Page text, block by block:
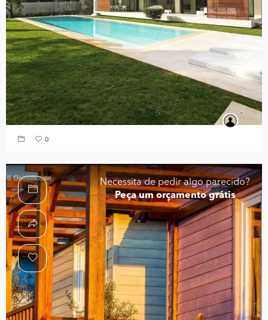
0
Necessita de pedir algo parecido?
Peça um orçamento grátis